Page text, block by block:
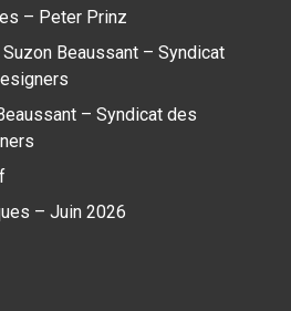
– Peter Prinz
Suzon Beaussant – Syndicat
– Syndicat des
– Juin 2026